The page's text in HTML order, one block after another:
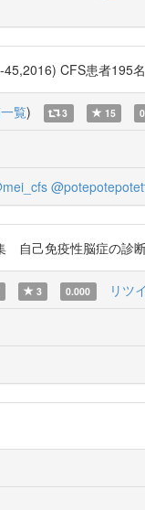
CFS患者
覧) 3 15
自己免疫性脳症の診
3 0.000 リツ